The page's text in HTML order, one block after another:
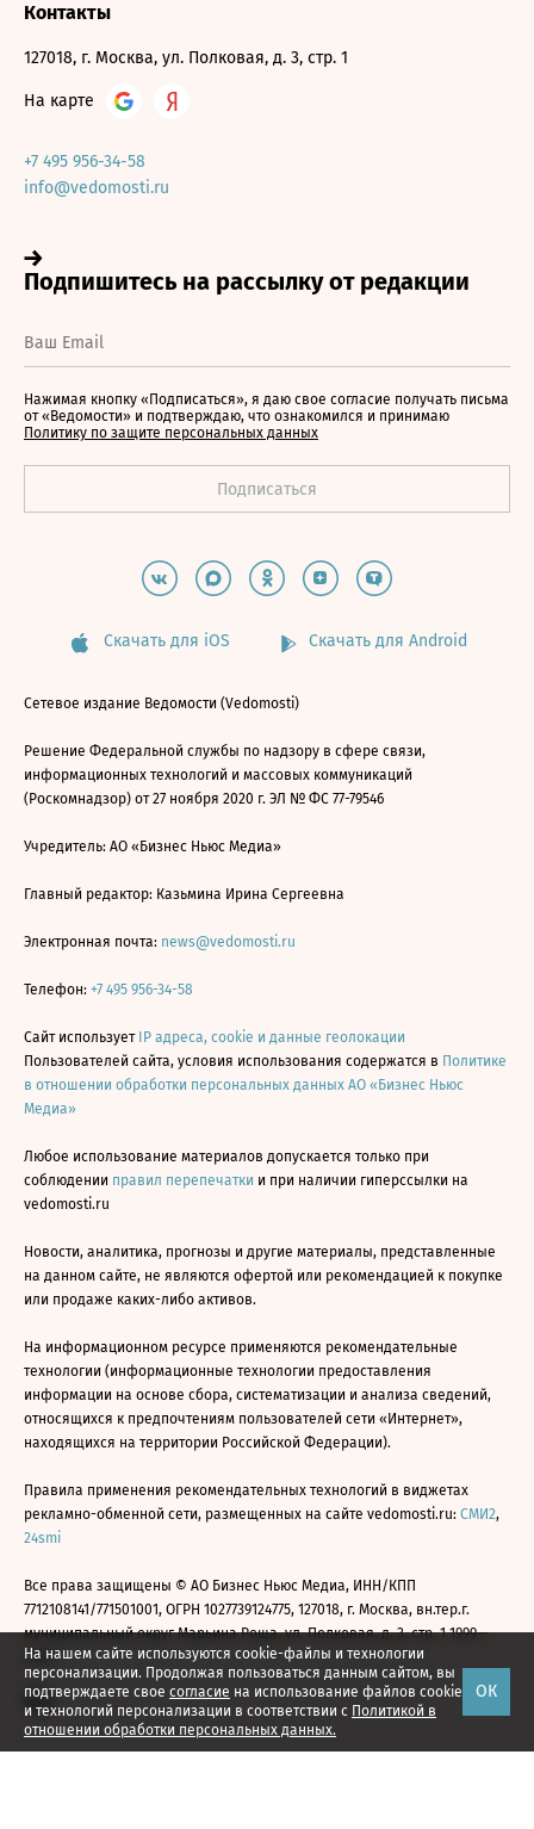
На нашем сайте используются cookie-файлы и технологии
персонализации. Продолжая пользоваться данным сайтом, вы
подтверждаете свое согласие на использование файлов cookie
и технологий персонализации в соответствии с Политикой в
отношении обработки персональных данных.
ОК
Контакты
127018, г. Москва, ул. Полковая, д. 3, стр. 1
На карте
+7 495 956-34-58
info@vedomosti.ru
Нажимая кнопку «Подписаться», я даю свое согласие получать письма
от «Ведомости» и подтверждаю, что ознакомился и принимаю
Политику по защите персональных данных
Скачать для iOS Скачать для Android
Сетевое издание Ведомости (Vedomosti)
Решение Федеральной службы по надзору в сфере связи,
информационных технологий и массовых коммуникаций
(Роскомнадзор) от 27 ноября 2020 г. ЭЛ № ФС 77-79546
Учредитель: АО «Бизнес Ньюс Медиа»
Главный редактор: Казьмина Ирина Сергеевна
Электронная почта: news@vedomosti.ru
Телефон: +7 495 956-34-58
Сайт использует IP адреса, cookie и данные геолокации
Пользователей сайта, условия использования содержатся в Политике
в отношении обработки персональных данных АО «Бизнес Ньюс
Медиа»
Любое использование материалов допускается только при
соблюдении правил перепечатки и при наличии гиперссылки на
vedomosti.ru
Новости, аналитика, прогнозы и другие материалы, представленные
на данном сайте, не являются офертой или рекомендацией к покупке
или продаже каких-либо активов.
На информационном ресурсе применяются рекомендательные
технологии (информационные технологии предоставления
информации на основе сбора, систематизации и анализа сведений,
относящихся к предпочтениям пользователей сети «Интернет»,
находящихся на территории Российской Федерации).
Правила применения рекомендательных технологий в виджетах
рекламно-обменной сети, размещенных на сайте vedomosti.ru: СМИ2,
24smi
Все права защищены © АО Бизнес Ньюс Медиа, ИНН/КПП
7712108141/771501001, ОГРН 1027739124775, 127018, г. Москва, вн.тер.г.
муниципальный округ Марьина Роща, ул. Полковая, д. 3, стр. 1 1999—
2026